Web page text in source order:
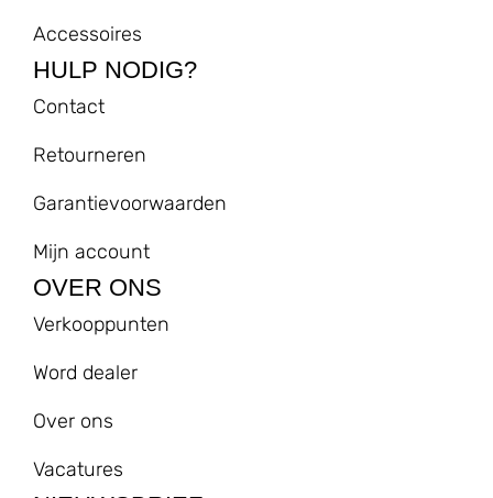
Accessoires
HULP NODIG?
Contact
Retourneren
Garantievoorwaarden
Mijn account
OVER ONS
Verkooppunten
Word dealer
Over ons
Vacatures